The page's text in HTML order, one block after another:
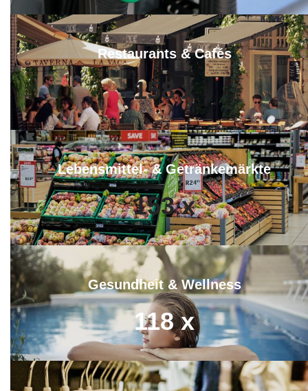
Restaurants & Cafés
158 x
Lebensmittel- & Getränkemärkte
153 x
Gesundheit & Wellness
118 x